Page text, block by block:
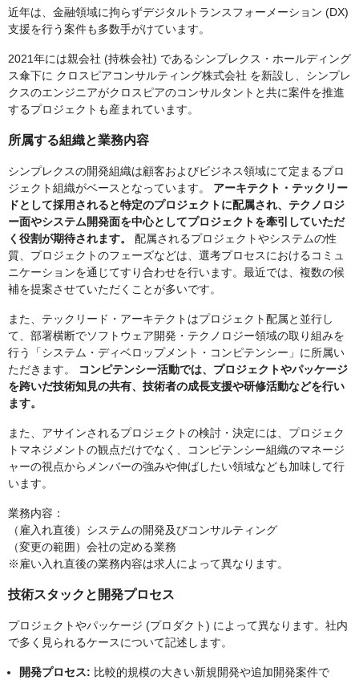
近年は、⾦融領域に拘らずデジタルトランスフォーメーション (DX)
⽀援を⾏う案件も多数⼿がけています。
2021年には親会社 (持株会社) であるシンプレクス・ホールディング
ス傘下に クロスピアコンサルティング株式会社 を新設し、シンプレ
クスのエンジニアがクロスピアのコンサルタントと共に案件を推進
するプロジェクトも産まれています。
所属する組織と業務内容
シンプレクスの開発組織は顧客およびビジネス領域にて定まるプロ
ジェクト組織がベースとなっています。 アーキテクト・テックリー
ドとして採⽤されると特定のプロジェクトに配属され、テクノロジ
ー⾯やシステム開発⾯を中⼼としてプロジェクトを牽引していただ
く役割が期待されます。
配属されるプロジェクトやシステムの性
質、プロジェクトのフェーズなどは、選考プロセスにおけるコミュ
ニケーションを通じてすり合わせを⾏います。最近では、複数の候
補を提案させていただくことが多いです。
また、テックリード・アーキテクトはプロジェクト配属と並⾏し
て、部署横断でソフトウェア開発・テクノロジー領域の取り組みを
⾏う「システム・ディベロップメント・コンピテンシー」に所属い
ただきます。
コンピテンシー活動では、プロジェクトやパッケージ
を跨いだ技術知⾒の共有、技術者の成⻑⽀援や研修活動などを⾏い
ます。
また、アサインされるプロジェクトの検討・決定には、プロジェク
トマネジメントの観点だけでなく、コンピテンシー組織のマネージ
ャーの視点からメンバーの強みや伸ばしたい領域なども加味して⾏
います。
業務内容：
（雇入れ直後）システムの開発及びコンサルティング
（変更の範囲）会社の定める業務
※雇い入れ直後の業務内容は求人によって異なります。
技術スタックと開発プロセス
プロジェクトやパッケージ (プロダクト) によって異なります。社内
で多く⾒られるケースについて記述します。
開発プロセス: ⽐較的規模の⼤きい新規開発や追加開発案件で